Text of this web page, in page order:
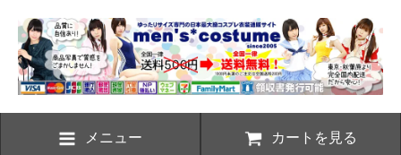
メニュー カートを見る